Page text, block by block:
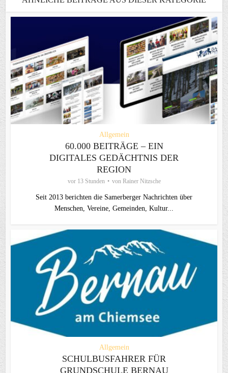
Allgemein
60.000 BEITRÄGE – EIN
DIGITALES GEDÄCHTNIS DER
REGION
vor 13 Stunden von Rainer Nitzsche
Seit 2013 berichten die Samerberger Nachrichten über
Menschen, Vereine, Gemeinden, Kultur...
Allgemein
SCHULBUSFAHRER FÜR
GRUNDSCHULE BERNAU